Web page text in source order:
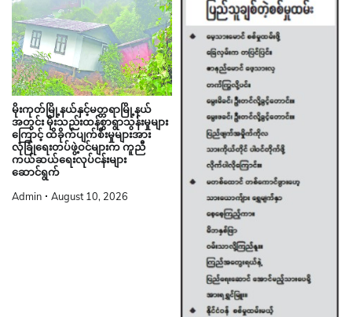
မိုးကုတ်မြို့နယ်နှင့်မတ္တရာမြို့နယ်
အတွင်း မိုးသည်းထန်စွာရွာသွန်းမှုများ
ကြောင့် ထိခိုက်ပျက်စီးမှုများအား
လုံခြုံရေးတပ်ဖွဲ့ဝင်များက ကူညီ
ကယ်ဆယ်ရေးလုပ်ငန်းများ
ဆောင်ရွက်
Admin August 10, 2026